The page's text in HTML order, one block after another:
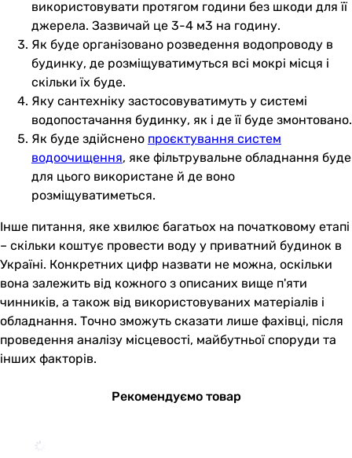
використовувати протягом години без шкоди для її
джерела. Зазвичай це 3-4 м3 на годину.
Як буде організовано розведення водопроводу в
будинку, де розміщуватимуться всі мокрі місця і
скільки їх буде.
Яку сантехніку застосовуватимуть у системі
водопостачання будинку, як і де її буде змонтовано.
Як буде здійснено проєктування систем
водоочищення, яке фільтрувальне обладнання буде
для цього використане й де воно
розміщуватиметься.
Інше питання, яке хвилює багатьох на початковому етапі
– скільки коштує провести воду у приватний будинок в
Україні. Конкретних цифр назвати не можна, оскільки
вона залежить від кожного з описаних вище п'яти
чинників, а також від використовуваних матеріалів і
обладнання. Точно зможуть сказати лише фахівці, після
проведення аналізу місцевості, майбутньої споруди та
інших факторів.
Рекомендуємо товар